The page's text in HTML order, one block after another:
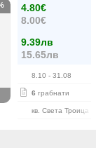
4.80€
8.00€
9.39лв
15.65лв
8.10 - 31.08
6 грабнати
кв. Света Троица